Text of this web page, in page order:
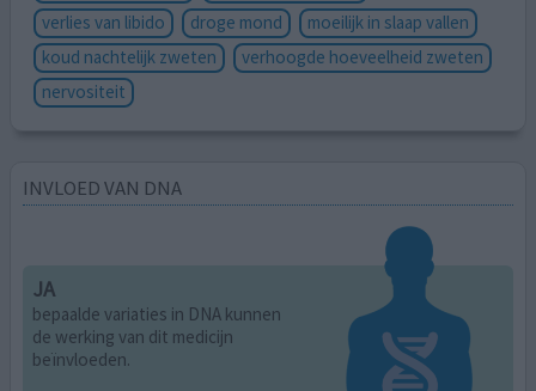
verlies van libido
droge mond
moeilijk in slaap vallen
koud nachtelijk zweten
verhoogde hoeveelheid zweten
nervositeit
INVLOED VAN DNA
JA
bepaalde variaties in DNA kunnen
de werking van dit medicijn
beïnvloeden.